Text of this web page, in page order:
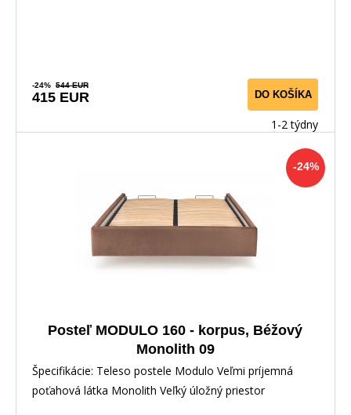
-24% 544 EUR
415 EUR DO KOŠÍKA
1-2 týdny
-24%
Posteľ MODULO 160 - korpus, Béžový
Monolith 09
Špecifikácie: Teleso postele Modulo Veľmi príjemná
poťahová látka Monolith Veľký úložný priestor